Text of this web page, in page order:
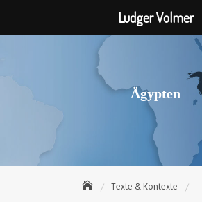
Ägypten
Texte & Kontexte
Ludger Volmer